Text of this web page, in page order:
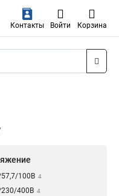
Контакты Войти Корзина
100В 4
400В 4